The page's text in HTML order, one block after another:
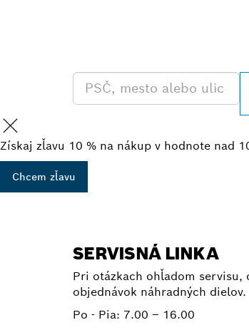
Získaj zľavu 10 % na nákup v hodnote nad
Chcem zľavu
SERVISNÁ LINKA
Pri otázkach ohľadom servisu,
objednávok náhradných dielov.
Po - Pia: 7.00 – 16.00